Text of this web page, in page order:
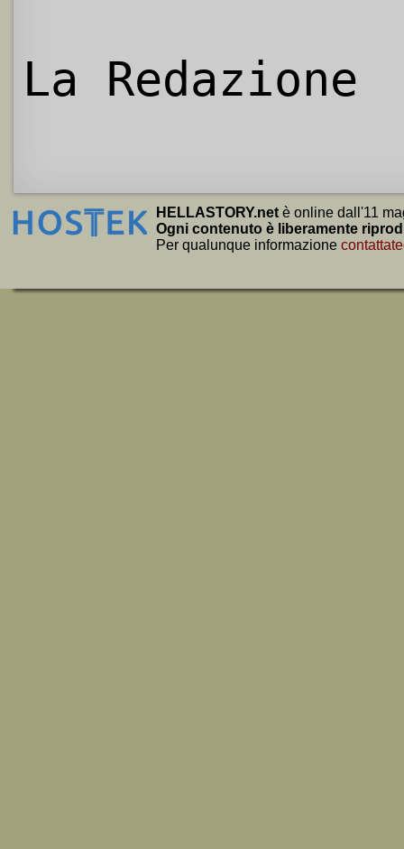
La Redazione
HELLASTORY.net è online dall'11
Ogni contenuto è liberamente
Per qualunque informazione